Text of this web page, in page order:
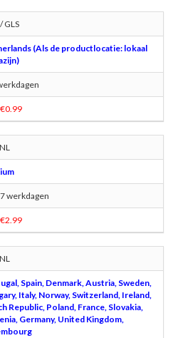
GLS
(Als de productlocatie: lokaal
werkdagen
Spain, Denmark, Austria, Sweden,
Italy, Norway, Switzerland, Ireland,
Republic, Poland, France, Slovakia,
Germany, United Kingdom,